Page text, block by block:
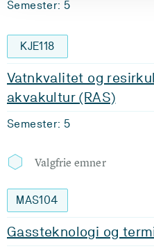
Semester: 5
KJE118
Vatnkvalitet og
akvakultur (RAS)
Semester: 5
Valgfrie emner
MAS104
Gassteknologi og